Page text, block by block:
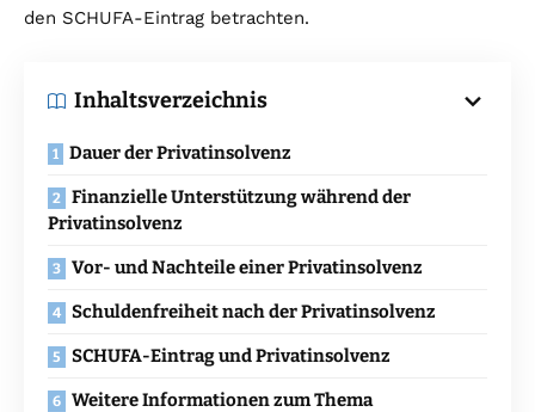
den SCHUFA-Eintrag betrachten.
Inhaltsverzeichnis
Dauer der Privatinsolvenz
Finanzielle Unterstützung während der
Privatinsolvenz
Vor- und Nachteile einer Privatinsolvenz
Schuldenfreiheit nach der Privatinsolvenz
SCHUFA-Eintrag und Privatinsolvenz
Weitere Informationen zum Thema